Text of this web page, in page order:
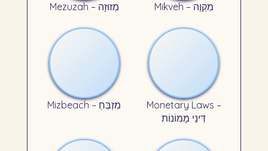
Mezuzah – מְזוּזָה Mikveh – מִקְוֶה
Mizbeach – מִזְבֵּחַ
Monetary Laws –
דִּינֵי מָמוֹנוֹת